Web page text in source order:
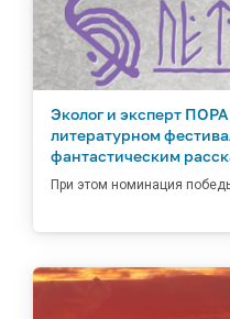
Эколог и эксперт
литературном
фантастическим
При этом номинация